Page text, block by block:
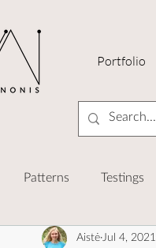
Portfolio
Patterns Testings
Knit-Tech Designing
Aistė Jul 4, 2021